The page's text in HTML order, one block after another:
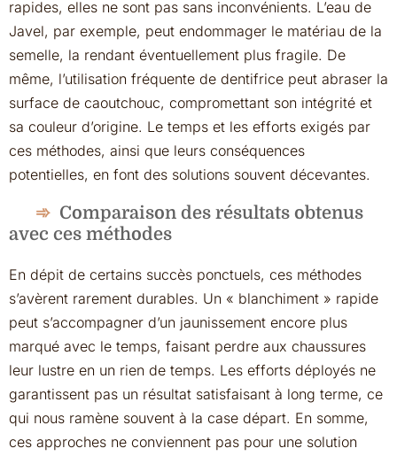
rapides, elles ne sont pas sans inconvénients. L’eau de
Javel, par exemple, peut endommager le matériau de la
semelle, la rendant éventuellement plus fragile. De
même, l’utilisation fréquente de dentifrice peut abraser la
surface de caoutchouc, compromettant son intégrité et
sa couleur d’origine. Le temps et les efforts exigés par
ces méthodes, ainsi que leurs conséquences
potentielles, en font des solutions souvent décevantes.
Comparaison des résultats obtenus
avec ces méthodes
En dépit de certains succès ponctuels, ces méthodes
s’avèrent rarement durables. Un « blanchiment » rapide
peut s’accompagner d’un jaunissement encore plus
marqué avec le temps, faisant perdre aux chaussures
leur lustre en un rien de temps. Les efforts déployés ne
garantissent pas un résultat satisfaisant à long terme, ce
qui nous ramène souvent à la case départ. En somme,
ces approches ne conviennent pas pour une solution